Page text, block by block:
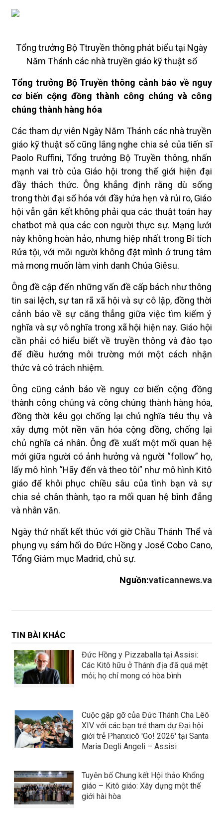
Tổng trưởng Bộ Ttruyền thông phát biểu tại Ngày
Năm Thánh các nhà truyền giáo kỹ thuật số
Tổng trưởng Bộ Truyền thông cảnh báo về nguy
cơ biến cộng đồng thành công chúng và công
chúng thành hàng hóa
Các tham dự viên Ngày Năm Thánh các nhà truyền
giáo kỹ thuật số cũng lắng nghe chia sẻ của tiến sĩ
Paolo Ruffini, Tổng trưởng Bộ Truyền thông, nhấn
mạnh vai trò của Giáo hội trong thế giới hiện đại
đầy thách thức. Ông khẳng định rằng dù sống
trong thời đại số hóa với đầy hứa hẹn và rủi ro, Giáo
hội vẫn gắn kết không phải qua các thuật toán hay
chatbot mà qua các con người thực sự. Mạng lưới
này không hoàn hảo, nhưng hiệp nhất trong Bí tích
Rửa tội, với mỗi người không đặt mình ở trung tâm
mà mong muốn làm vinh danh Chúa Giêsu.
Ông đề cập đến những vấn đề cấp bách như thông
tin sai lệch, sự tan rã xã hội và sự cô lập, đồng thời
cảnh báo về sự căng thẳng giữa việc tìm kiếm ý
nghĩa và sự vô nghĩa trong xã hội hiện nay. Giáo hội
cần phải có hiểu biết về truyền thông và đào tạo
để điều hướng môi trường mới một cách nhận
thức và có trách nhiệm.
Ông cũng cảnh báo về nguy cơ biến cộng đồng
thành công chúng và công chúng thành hàng hóa,
đồng thời kêu gọi chống lại chủ nghĩa tiêu thụ và
xây dựng một nền văn hóa cộng đồng, chống lại
chủ nghĩa cá nhân. Ông đề xuất một mối quan hệ
mới giữa người có ảnh hưởng và người “follow” họ,
lấy mô hình “Hãy đến và theo tôi” như mô hình Kitô
giáo để khôi phục chiều sâu của tình bạn và sự
chia sẻ chân thành, tạo ra mối quan hệ bình đẳng
và nhân văn.
Ngày thứ nhất kết thúc với giờ Chầu Thánh Thể và
phụng vụ sám hối do Đức Hồng y José Cobo Cano,
Tổng Giám mục Madrid, chủ sự.
Nguồn:vaticannews.va
TIN BÀI KHÁC
Đức Hồng y Pizzaballa tại Assisi:
Các Kitô hữu ở Thánh địa đã quá mệt
mỏi; họ chỉ mong có hòa bình
Cuộc gặp gỡ của Đức Thánh Cha Lêô
XIV với các bạn trẻ tham dự Đại hội
giới trẻ Phanxicô 'Go! 2026' tại Santa
Maria Degli Angeli – Assisi
Tuyên bố Chung kết Hội thảo Khổng
giáo – Kitô giáo: Xây dựng một thế
giới hài hòa